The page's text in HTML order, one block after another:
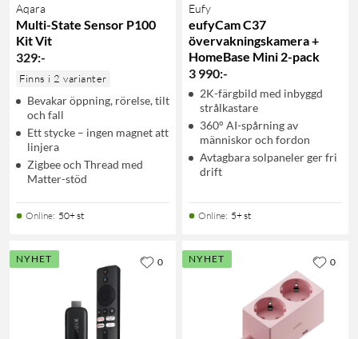
Aqara
Multi-State Sensor P100
Kit Vit
329:-
Finns i 2 varianter
Bevakar öppning, rörelse, tilt
och fall
Ett stycke – ingen magnet att
linjera
Zigbee och Thread med
Matter-stöd
Online: 50+ st
Eufy
eufyCam C37
övervakningskamera +
HomeBase Mini 2-pack
3 990:-
2K-färgbild med inbyggd
strålkastare
360° AI-spårning av
människor och fordon
Avtagbara solpaneler ger fri
drift
Online: 5+ st
NYHET 0 NYHET 0